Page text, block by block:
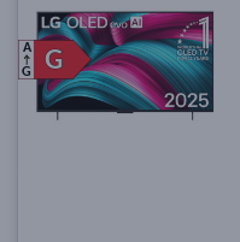
G
G
A
G